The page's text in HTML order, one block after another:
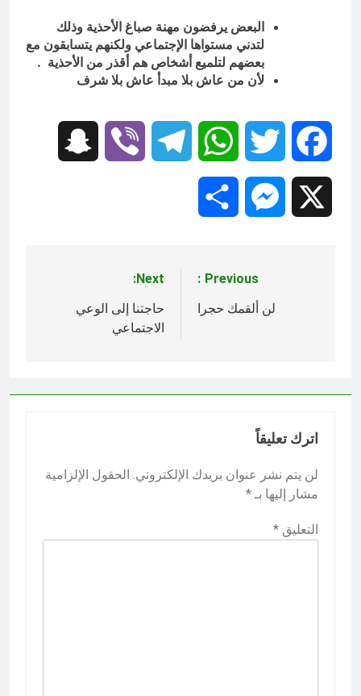
ساعة واحدة Ago
البعض يرفضون مهنة صباغ الأحذية وذلك
لتدني مستواها الإجتماعي ولكنهم يتسابقون مع
بعضهم لتلميع أشخاص هم أقذر من الأحذية .
لأن من عاش بلا مبدأ عاش بلا شرف
Facebook
Twitter
WhatsApp
Telegram
Viber
Messenger
المقالات
Previous:
لن ألقمك حجرا
Next:
حاجتنا إلى الوعي
الاجتماعي
اترك تعليقاً
لن يتم نشر عنوان بريدك الإلكتروني. الحقول الإلزامية
مشار إليها بـ *
التعليق *